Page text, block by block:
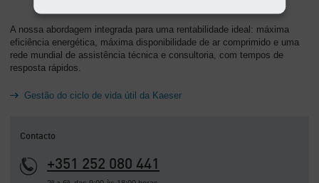
A nossa abordagem integrada para uma rentabilidade ideal: máxima
eficiência energética, máxima disponibilidade de ar comprimido e uma
rede mundial de assistência técnica e consultoria, com tempos de
resposta rápidos.
Gestão do ciclo de vida útil da Kaeser
Contacto
+351 252 080 441